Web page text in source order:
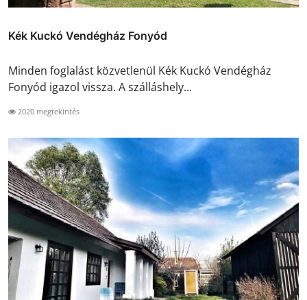
Kék Kuckó Vendégház Fonyód
Minden foglalást közvetlenül Kék Kuckó Vendégház
Fonyód igazol vissza. A szálláshely...
2020 megtekintés